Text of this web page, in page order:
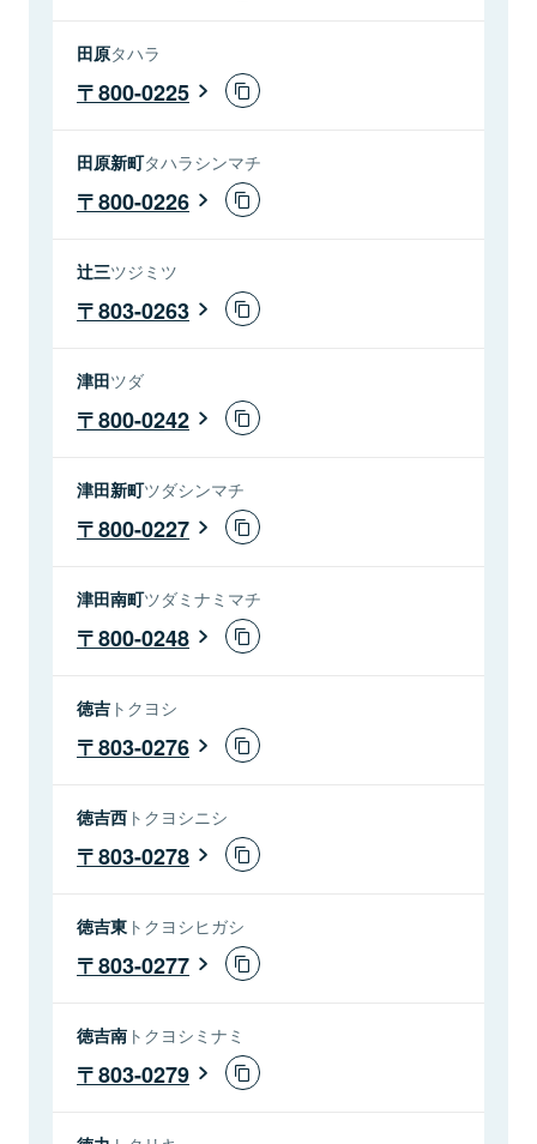
田原タハラ
800-0225
田原新町タハラシンマチ
800-0226
辻三ツジミツ
803-0263
津田ツダ
800-0242
津田新町ツダシンマチ
800-0227
津田南町ツダミナミマチ
800-0248
徳吉 トクヨシ
803-0276
徳吉西 トクヨシニシ
803-0278
徳吉東 トクヨシヒガシ
803-0277
徳吉南 トクヨシミナミ
803-0279